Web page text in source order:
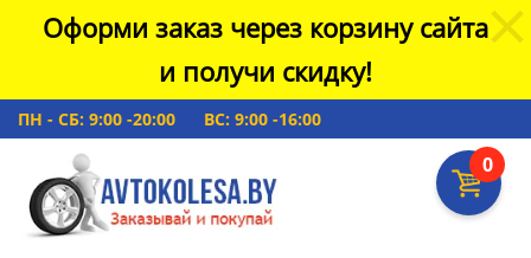
Оформи заказ через корзину сайта
и получи скидку!
ПН - СБ: 9:00 -20:00 ВС: 9:00 -16:00
0